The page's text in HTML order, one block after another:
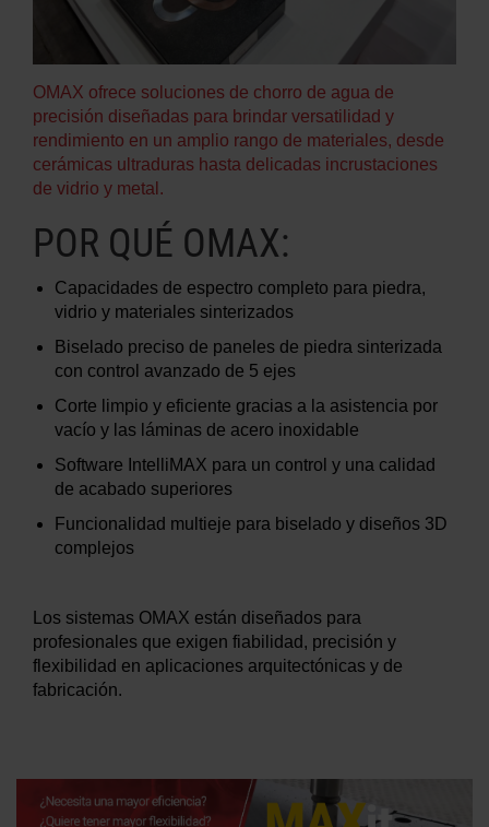
OMAX ofrece soluciones de chorro de agua de
precisión diseñadas para brindar versatilidad y
rendimiento en un amplio rango de materiales, desde
cerámicas ultraduras hasta delicadas incrustaciones
de vidrio y metal.
POR QUÉ OMAX:
Capacidades de espectro completo para piedra,
vidrio y materiales sinterizados
Biselado preciso de paneles de piedra sinterizada
con control avanzado de 5 ejes
Corte limpio y eficiente gracias a la asistencia por
vacío y las láminas de acero inoxidable
Software IntelliMAX para un control y una calidad
de acabado superiores
Funcionalidad multieje para biselado y diseños 3D
complejos
Los sistemas OMAX están diseñados para
profesionales que exigen fiabilidad, precisión y
flexibilidad en aplicaciones arquitectónicas y de
fabricación.